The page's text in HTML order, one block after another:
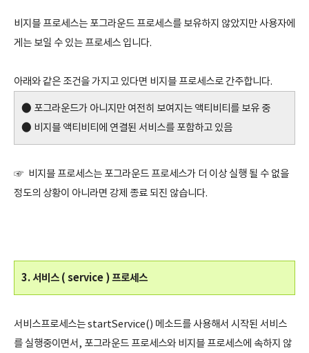
비지블 프로세스는 포그라운드 프로세스를 보유하지 않았지만 사용자에
게는 보일 수 있는 프로세스 입니다.
아래와 같은 조건을 가지고 있다면 비지블 프로세스로 간주합니다.
● 포그라운드가 아니지만 여전히 보여지는 액티비티를 보유 중
● 비지블 액티비티에 연결된 서비스를 포함하고 있음
☞ 비지블 프로세스는 포그라운드 프로세스가 더 이상 실행 될 수 없을
정도의 상황이 아니라면 강제 종료 되진 않습니다.
3. 서비스 ( service ) 프로세스
서비스프로세스는 startService() 메소드를 사용해서 시작된 서비스
를 실행중이면서, 포그라운드 프로세스와 비지블 프로세스에 속하지 않